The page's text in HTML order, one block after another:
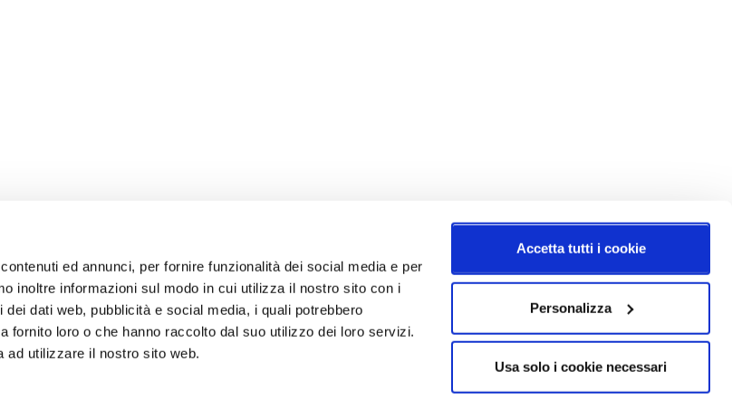
ed annunci, per fornire funzionalità dei social media e per
inoltre informazioni sul modo in cui utilizza il nostro sito con i
dati web, pubblicità e social media, i quali potrebbero
fornito loro o che hanno raccolto dal suo utilizzo dei loro servizi.
ad utilizzare il nostro sito web.
Accetta tutti i cookie
Personalizza
Usa solo i cookie necessari